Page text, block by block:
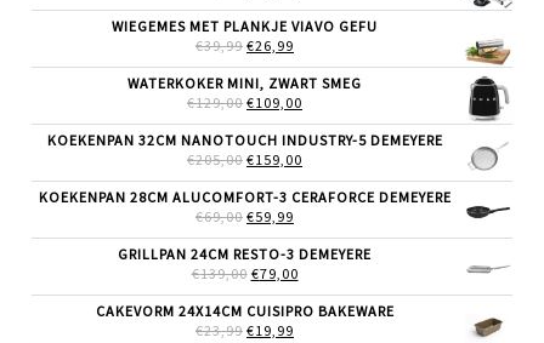
WAS:
€69,99.
IS:
WIEGEMES MET PLANKJE VIAVO GEFU
€39,99 OORSPRONKELIJKE
WAS:
€39,99.
€26,99
IS:
€26,99.
WATERKOKER MINI, ZWART SMEG
€129,00 OORSPRONKELIJKE
WAS:
€129,00.
€109,00
IS:
KOEKENPAN 32CM NANOTOUCH INDUSTRY-5 DEMEYERE
€205,00 OORSPRONKELIJKE
WAS:
€205,00.
€159,00
IS:
KOEKENPAN 28CM ALUCOMFORT-3 CERAFORCE DEMEYERE
€69,00 OORSPRONKELIJKE
WAS:
€69,00.
€59,99
IS:
€59,99.
GRILLPAN 24CM RESTO-3 DEMEYERE
€139,00 OORSPRONKELIJKE
WAS:
€139,00.
€79,00HUIDIGE
IS:
CAKEVORM 24X14CM CUISIPRO BAKEWARE
€23,99 OORSPRONKELIJKE
€19,99